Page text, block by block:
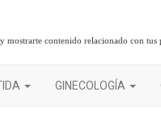
contenido relacionado con
GINECOLOGÍA